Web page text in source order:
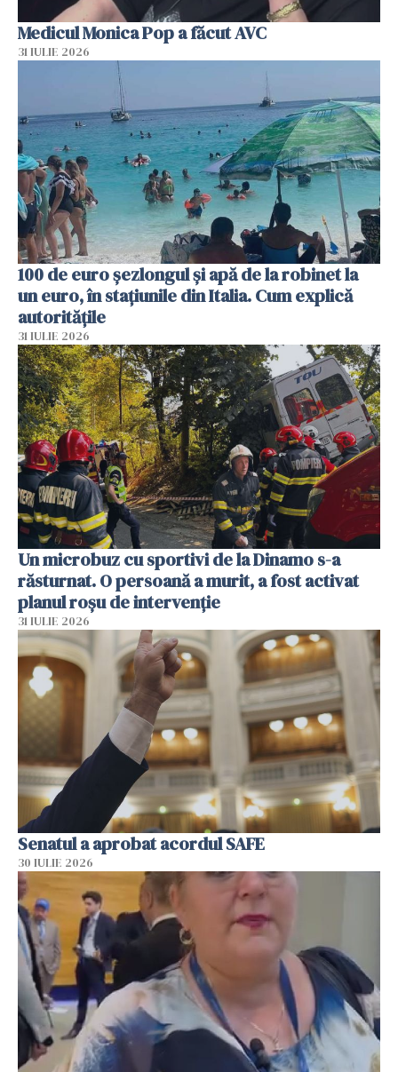
Medicul Monica Pop a făcut AVC
31 IULIE 2026
100 de euro șezlongul și apă de la robinet la
un euro, în stațiunile din Italia. Cum explică
autoritățile
31 IULIE 2026
Un microbuz cu sportivi de la Dinamo s-a
răsturnat. O persoană a murit, a fost activat
planul roșu de intervenție
31 IULIE 2026
Senatul a aprobat acordul SAFE
30 IULIE 2026